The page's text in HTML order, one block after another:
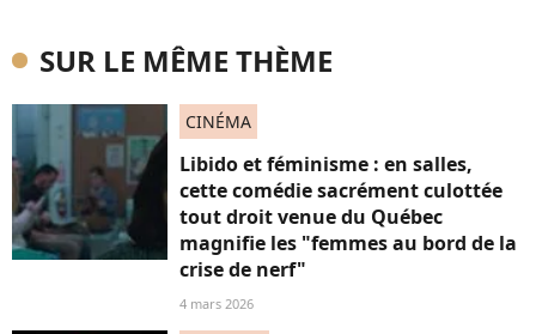
SUR LE MÊME THÈME
CINÉMA
Libido et féminisme : en salles,
cette comédie sacrément culottée
tout droit venue du Québec
magnifie les "femmes au bord de la
crise de nerf"
4 mars 2026